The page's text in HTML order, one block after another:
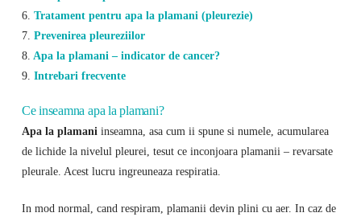
6. Tratament pentru apa la plamani (pleurezie)
7. Prevenirea pleureziilor
8. Apa la plamani – indicator de cancer?
9. Intrebari frecvente
Ce inseamna apa la plamani?
Apa la plamani inseamna, asa cum ii spune si numele, acumularea
de lichide la nivelul pleurei, tesut ce inconjoara plamanii – revarsate
pleurale. Acest lucru ingreuneaza respiratia.
In mod normal, cand respiram, plamanii devin plini cu aer. In caz de